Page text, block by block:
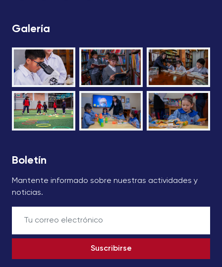
Galería
Boletín
Mantente informado sobre nuestras actividades y
noticias.
Suscribirse